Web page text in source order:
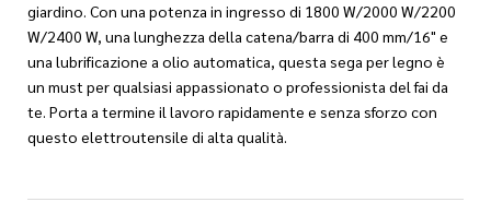
giardino. Con una potenza in ingresso di 1800 W/2000 W/2200
W/2400 W, una lunghezza della catena/barra di 400 mm/16" e
una lubrificazione a olio automatica, questa sega per legno è
un must per qualsiasi appassionato o professionista del fai da
te. Porta a termine il lavoro rapidamente e senza sforzo con
questo elettroutensile di alta qualità.